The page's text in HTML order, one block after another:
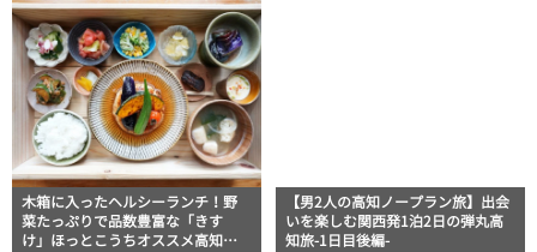
木箱に入ったヘルシーランチ！野
菜たっぷりで品数豊富な「きす
け」ほっとこうちオススメ高知グ
【男2人の高知ノープラン旅】出会
いを楽しむ関西発1泊2日の弾丸高
知旅-1日目後編-